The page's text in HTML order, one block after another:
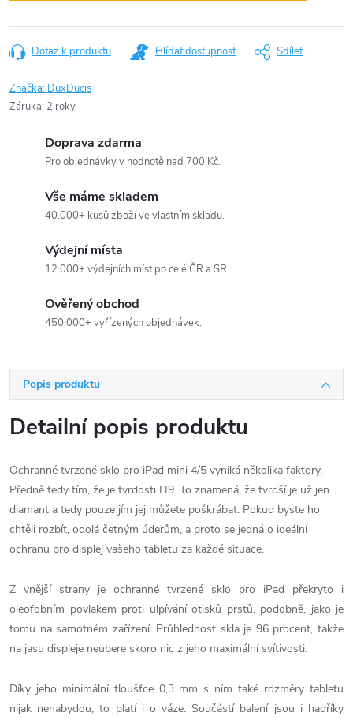
Dotaz k produktu Hlídat dostupnost Sdílet
Značka: DuxDucis
Záruka: 2 roky
Doprava zdarma
Pro objednávky v hodnotě nad 700 Kč.
Vše máme skladem
40.000+ kusů zboží ve vlastním skladu.
Výdejní místa
12.000+ výdejních míst po celé ČR a SR.
Ověřený obchod
450.000+ vyřízených objednávek.
Popis produktu
Detailní popis produktu
Ochranné tvrzené sklo pro iPad mini 4/5 vyniká několika faktory.
Předně tedy tím, že je tvrdosti H9. To znamená, že tvrdší je už jen
diamant a tedy pouze jím jej můžete poškrábat. Pokud byste ho
chtěli rozbít, odolá četným úderům, a proto se jedná o ideální
ochranu pro displej vašeho tabletu za každé situace.
Z vnější strany je ochranné tvrzené sklo pro iPad překryto i
oleofobním povlakem proti ulpívání otisků prstů, podobně, jako je
tomu na samotném zařízení. Průhlednost skla je 96 procent, takže
na jasu displeje neubere skoro nic z jeho maximální svítivosti.
Díky jeho minimální tloušťce 0,3 mm s ním také rozměry tabletu
nijak nenabydou, to platí i o váze. Součástí balení jsou i hadříky